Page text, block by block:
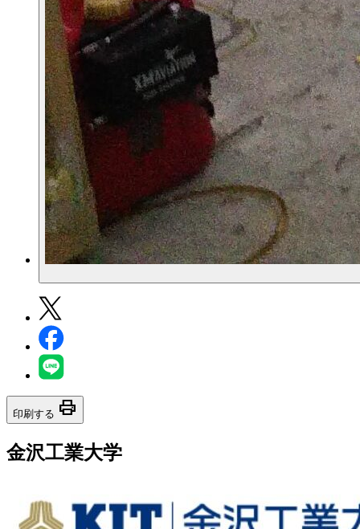
印刷する print
金沢工業大学